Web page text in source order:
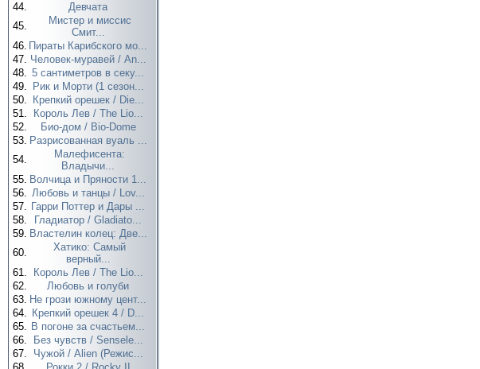
44.
Девчата
45.
Мистер и миссис
Смит...
46. Пираты Карибского мо...
47. Человек-муравей / An...
48. 5 сантиметров в секу...
49.
Рик и Морти (1 сезон...
50.
Крепкий орешек / Die...
51.
Король Лев / The Lio...
52.
Био-дом / Bio-Dome
53. Разрисованная вуаль ...
54.
Малефисента:
Владычи...
55. Волчица и Пряности 1...
56. Любовь и танцы / Lov...
57. Гарри Поттер и Дары ...
58.
Гладиатор / Gladiato...
59. Властелин колец: Две...
60.
Хатико: Самый
верный...
61.
Король Лев / The Lio...
62.
Любовь и голуби
63. Не грози южному цент...
64. Крепкий орешек 4 / D...
65. В погоне за счастьем...
66.
Без чувств / Sensele...
67.
Чужой / Alien (Режис...